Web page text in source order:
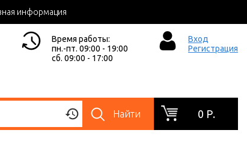
информация
Время работы:
пн.-пт. 09:00 - 19:00
сб. 09:00 - 17:00
Вход
Регистрация
Найти 0 Р.